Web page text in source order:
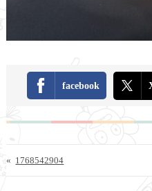
facebook
« 1768542904